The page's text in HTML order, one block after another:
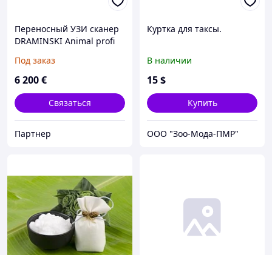
Переносный УЗИ сканер
DRAMINSKI Animal profi
Под заказ
6 200€
Связаться
Партнер
Куртка для таксы.
В наличии
15$
Купить
ООО "Зоо-Мода-ПМР"